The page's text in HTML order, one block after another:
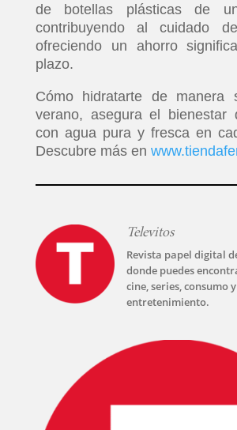
de botellas plásticas de
contribuyendo al cuidado
ofreciendo un ahorro
plazo.
Cómo hidratarte de manera
verano, asegura el bienestar
con agua pura y fresca en
Descubre más en
Televitos
Revista papel digital
donde puedes
cine, series, consumo y
entretenimiento.